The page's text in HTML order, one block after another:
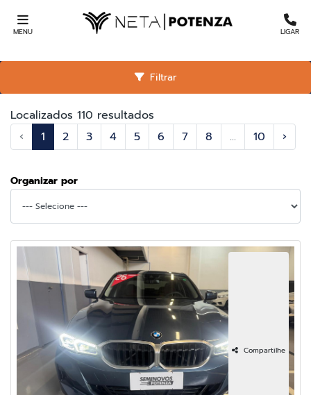
MENU LIGAR
Localizados 110 resultados
‹
1 2 3 4 5 6 7 8 ... 10 ›
Filtrar
Organizar por
Compartilhe